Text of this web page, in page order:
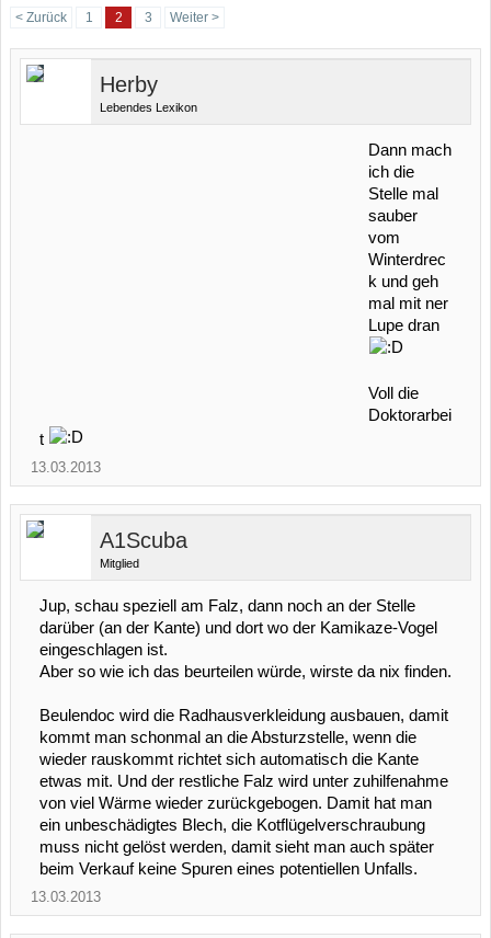
< Zurück 1 2 3 Weiter >
Herby
Lebendes Lexikon
Dann mach
ich die
Stelle mal
sauber
vom
Winterdrec
k und geh
mal mit ner
Lupe dran
Voll die
Doktorarbei
t
13.03.2013
A1Scuba
Mitglied
Jup, schau speziell am Falz, dann noch an der Stelle
darüber (an der Kante) und dort wo der Kamikaze-Vogel
eingeschlagen ist.
Aber so wie ich das beurteilen würde, wirste da nix finden.
Beulendoc wird die Radhausverkleidung ausbauen, damit
kommt man schonmal an die Absturzstelle, wenn die
wieder rauskommt richtet sich automatisch die Kante
etwas mit. Und der restliche Falz wird unter zuhilfenahme
von viel Wärme wieder zurückgebogen. Damit hat man
ein unbeschädigtes Blech, die Kotflügelverschraubung
muss nicht gelöst werden, damit sieht man auch später
beim Verkauf keine Spuren eines potentiellen Unfalls.
13.03.2013